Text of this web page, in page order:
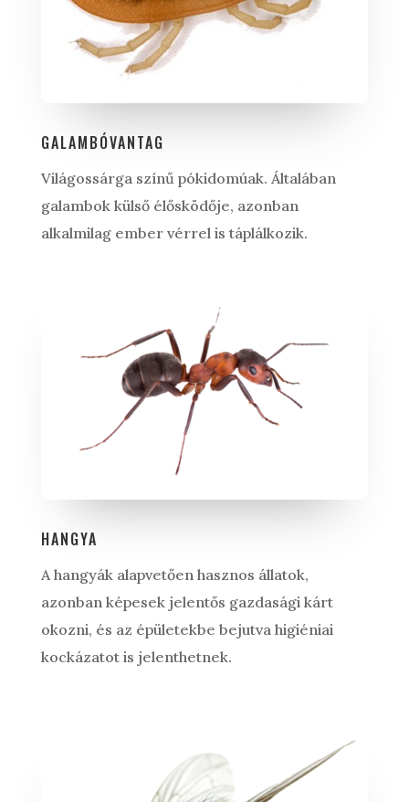
GALAMBÓVANTAG
Világossárga színű pókidomúak. Általában
galambok külső élősködője, azonban
alkalmilag ember vérrel is táplálkozik.
HANGYA
A hangyák alapvetően hasznos állatok,
azonban képesek jelentős gazdasági kárt
okozni, és az épületekbe bejutva higiéniai
kockázatot is jelenthetnek.